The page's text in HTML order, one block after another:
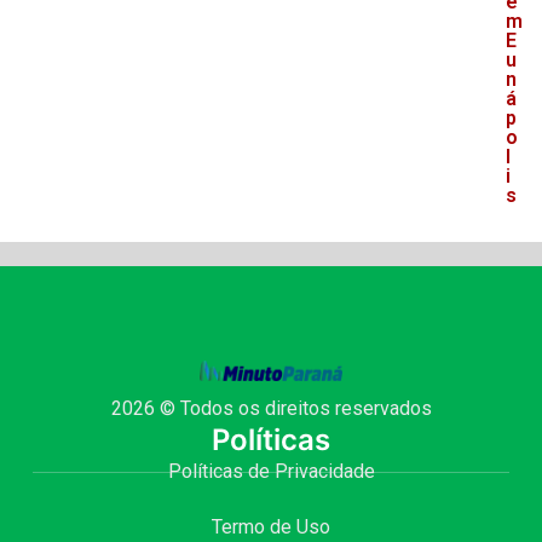
m
E
u
n
á
p
o
l
i
s
2026 © Todos os direitos reservados
Políticas
Políticas de Privacidade
Termo de Uso